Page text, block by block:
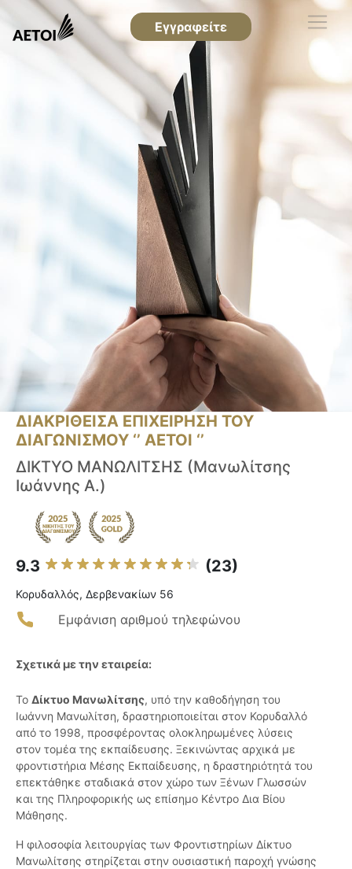
Εγγραφείτε
ΔΙΑΚΡΙΘΕΙΣΑ ΕΠΙΧΕΙΡΗΣΗ ΤΟΥ
ΔΙΑΓΩΝΙΣΜΟΥ ‘’ ΑΕΤΟΙ ‘’
ΔΙΚΤΥΟ ΜΑΝΩΛΙΤΣΗΣ (Μανωλίτσης
Ιωάννης Α.)
9.3 (23)
Κορυδαλλός, Δερβενακίων 56
Εμφάνιση αριθμού τηλεφώνου
Σχετικά με την εταιρεία:
Το Δίκτυο Μανωλίτσης, υπό την καθοδήγηση του
Ιωάννη Μανωλίτση, δραστηριοποιείται στον Κορυδαλλό
από το 1998, προσφέροντας ολοκληρωμένες λύσεις
στον τομέα της εκπαίδευσης. Ξεκινώντας αρχικά με
φροντιστήρια Μέσης Εκπαίδευσης, η δραστηριότητά του
επεκτάθηκε σταδιακά στον χώρο των Ξένων Γλωσσών
και της Πληροφορικής ως επίσημο Κέντρο Δια Βίου
Μάθησης.
Η φιλοσοφία λειτουργίας των Φροντιστηρίων Δίκτυο
Μανωλίτσης στηρίζεται στην ουσιαστική παροχή γνώσης